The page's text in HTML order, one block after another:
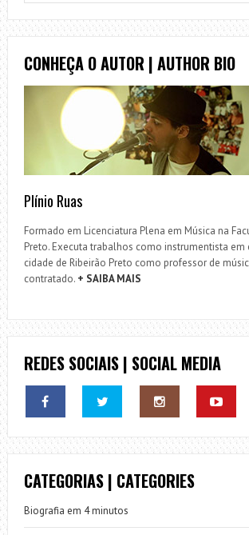
CONHEÇA O AUTOR | AUTHOR BIO
Plínio Ruas
Formado em Licenciatura Plena em Música na
Preto. Executa trabalhos como instrumentista em
cidade de Ribeirão Preto como professor de
contratado. + SAIBA MAIS
REDES SOCIAIS | SOCIAL MEDIA
CATEGORIAS | CATEGORIES
Biografia em 4 minutos